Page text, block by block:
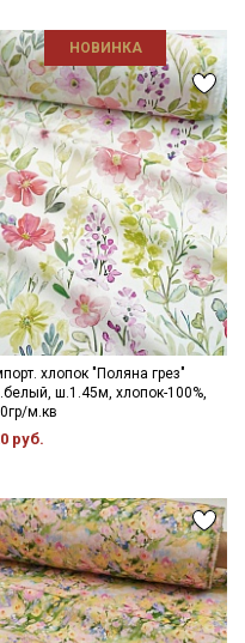
НОВИНКА
хлопок "Поляна грез"
ш.1.45м, хлопок-100%,
м.кв
руб.
персональных
персональных
и